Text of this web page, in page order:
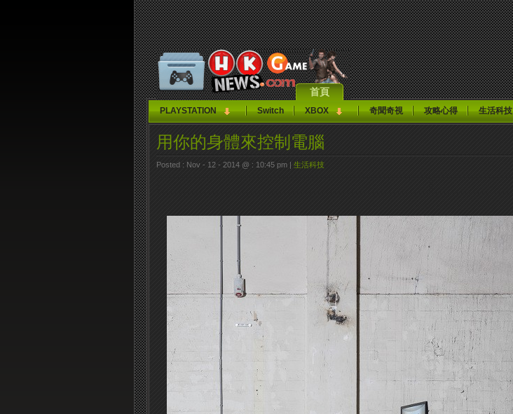
首頁
PLAYSTATION Switch XBOX 奇聞奇視 攻略心得 生活科技
用你的身體來控制電腦
Posted : Nov - 12 - 2014 @ : 10:45 pm | 生活科技